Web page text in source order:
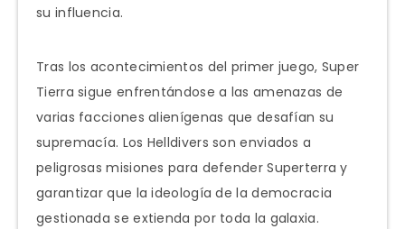
su influencia.
Tras los acontecimientos del primer juego, Super
Tierra sigue enfrentándose a las amenazas de
varias facciones alienígenas que desafían su
supremacía. Los Helldivers son enviados a
peligrosas misiones para defender Superterra y
garantizar que la ideología de la democracia
gestionada se extienda por toda la galaxia.